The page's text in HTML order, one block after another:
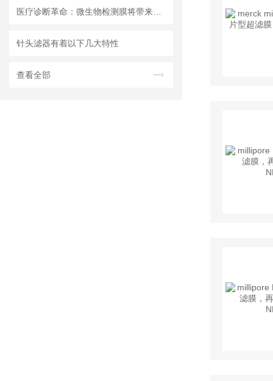
针头滤器有着以下几大特性
查看全部